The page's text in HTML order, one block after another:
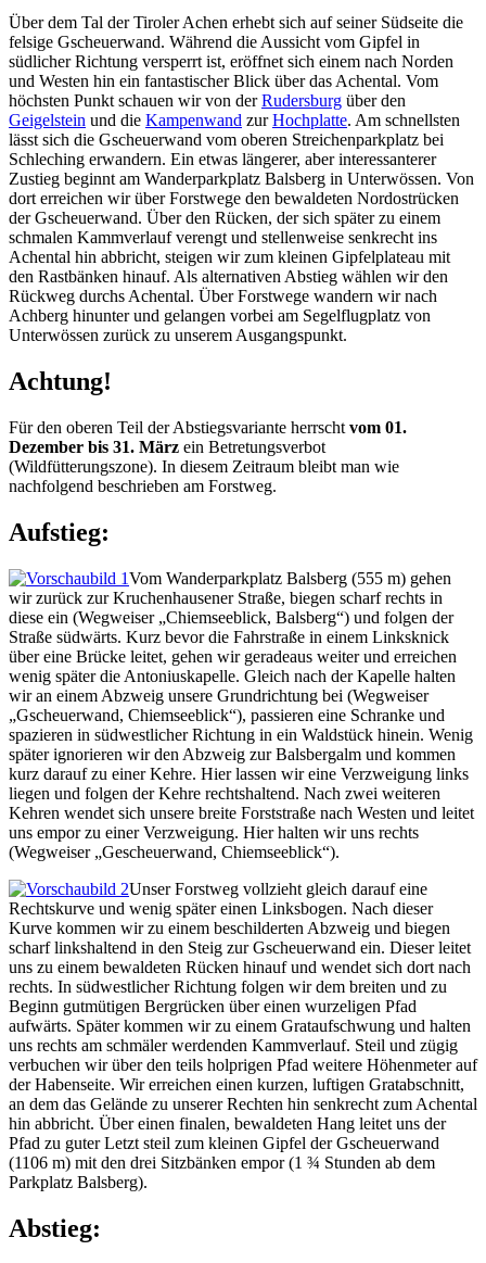
Über dem Tal der Tiroler Achen erhebt sich auf seiner Südseite die
felsige Gscheuerwand. Während die Aussicht vom Gipfel in
südlicher Richtung versperrt ist, eröffnet sich einem nach Norden
und Westen hin ein fantastischer Blick über das Achental. Vom
höchsten Punkt schauen wir von derRudersburg über den
Geigelstein und die Kampenwand zurHochplatte. Am schnellsten
lässt sich die Gscheuerwand vom oberen Streichenparkplatz bei
Schleching erwandern. Ein etwas längerer, aber interessanterer
Zustieg beginnt am Wanderparkplatz Balsberg in Unterwössen. Von
dort erreichen wir über Forstwege den bewaldeten Nordostrücken
der Gscheuerwand. Über den Rücken, der sich später zu einem
schmalen Kammverlauf verengt und stellenweise senkrecht ins
Achental hin abbricht, steigen wir zum kleinen Gipfelplateau mit
den Rastbänken hinauf. Als alternativen Abstieg wählen wir den
Rückweg durchs Achental. Über Forstwege wandern wir nach
Achberg hinunter und gelangen vorbei am Segelflugplatz von
Unterwössen zurück zu unserem Ausgangspunkt.
Achtung!
Für den oberen Teil der Abstiegsvariante herrscht vom 01.
Dezember bis 31. März ein Betretungsverbot
(Wildfütterungszone). In diesem Zeitraum bleibt man wie
nachfolgend beschrieben am Forstweg.
Aufstieg:
Vom Wanderparkplatz Balsberg (555 m) gehen
wir zurück zur Kruchenhausener Straße, biegen scharf rechts in
diese ein (Wegweiser „Chiemseeblick, Balsberg“) und folgen der
Straße südwärts. Kurz bevor die Fahrstraße in einem Linksknick
über eine Brücke leitet, gehen wir geradeaus weiter und erreichen
wenig später die Antoniuskapelle. Gleich nach der Kapelle halten
wir an einem Abzweig unsere Grundrichtung bei (Wegweiser
„Gscheuerwand, Chiemseeblick“), passieren eine Schranke und
spazieren in südwestlicher Richtung in ein Waldstück hinein. Wenig
später ignorieren wir den Abzweig zur Balsbergalm und kommen
kurz darauf zu einer Kehre. Hier lassen wir eine Verzweigung links
liegen und folgen der Kehre rechtshaltend. Nach zwei weiteren
Kehren wendet sich unsere breite Forststraße nach Westen und leitet
uns empor zu einer Verzweigung. Hier halten wir uns rechts
(Wegweiser „Gescheuerwand, Chiemseeblick“).
Unser Forstweg vollzieht gleich darauf eine
Rechtskurve und wenig später einen Linksbogen. Nach dieser
Kurve kommen wir zu einem beschilderten Abzweig und biegen
scharf linkshaltend in den Steig zur Gscheuerwand ein. Dieser leitet
uns zu einem bewaldeten Rücken hinauf und wendet sich dort nach
rechts. In südwestlicher Richtung folgen wir dem breiten und zu
Beginn gutmütigen Bergrücken über einen wurzeligen Pfad
aufwärts. Später kommen wir zu einem Grataufschwung und halten
uns rechts am schmäler werdenden Kammverlauf. Steil und zügig
verbuchen wir über den teils holprigen Pfad weitere Höhenmeter auf
der Habenseite. Wir erreichen einen kurzen, luftigen Gratabschnitt,
an dem das Gelände zu unserer Rechten hin senkrecht zum Achental
hin abbricht. Über einen finalen, bewaldeten Hang leitet uns der
Pfad zu guter Letzt steil zum kleinen Gipfel der Gscheuerwand
(1106 m) mit den drei Sitzbänken empor (1 ¾ Stunden ab dem
Parkplatz Balsberg).
Abstieg: